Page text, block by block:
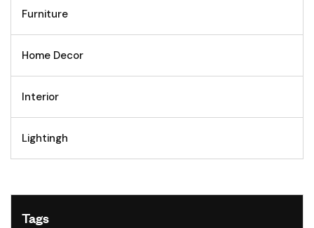
Furniture
Home Decor
Interior
Lightingh
Tags